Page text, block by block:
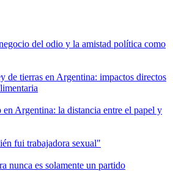
del odio y la amistad política como
de tierras en Argentina: impactos directos
en Argentina: la distancia entre el papel y
fui trabajadora sexual"
nunca es solamente un partido